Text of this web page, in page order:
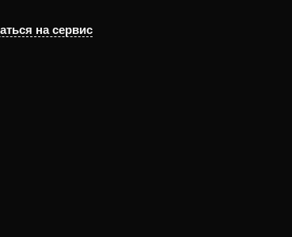
на сервис